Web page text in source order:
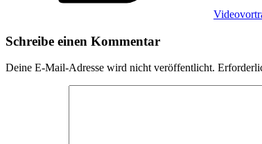
Schreibe einen Kommentar
Deine E-Mail-Adresse wird nicht veröffentlicht.